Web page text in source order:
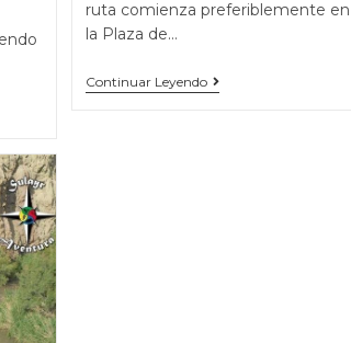
ruta comienza preferiblemente
la Plaza de…
Continuar Leyendo